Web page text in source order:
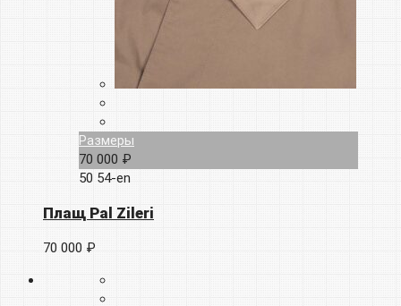
Размеры
70 000 ₽
50 54-en
Плащ Pal Zileri
70 000 ₽